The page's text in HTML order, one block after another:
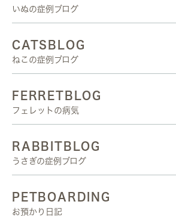
いぬの症例ブログ
CATSBLOG
ねこの症例ブログ
FERRETBLOG
フェレットの病気
RABBITBLOG
うさぎの症例ブログ
PETBOARDING
お預かり日記